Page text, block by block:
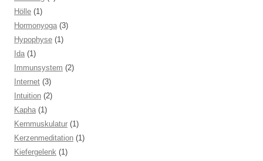
Hölle (1)
Hormonyoga (3)
Hypophyse (1)
Ida (1)
Immunsystem (2)
Internet (3)
Intuition (2)
Kapha (1)
Kernmuskulatur (1)
Kerzenmeditation (1)
Kiefergelenk (1)